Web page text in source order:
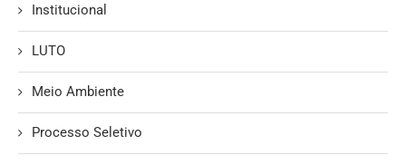
Institucional
LUTO
Meio Ambiente
Processo Seletivo